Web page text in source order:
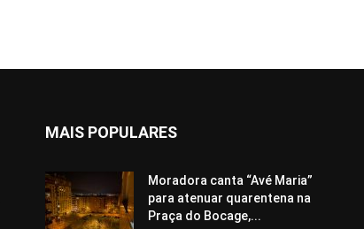
MAIS POPULARES
Moradora canta “Avé Maria”
para atenuar quarentena na
Praça do Bocage,...